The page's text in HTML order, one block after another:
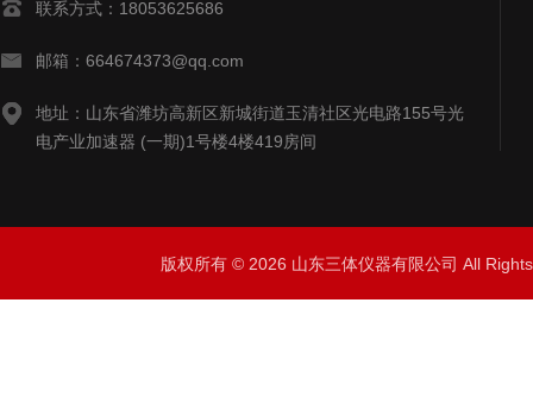
联系方式：18053625686
邮箱：664674373@qq.com
地址：山东省潍坊高新区新城街道玉清社区光电路155号光
电产业加速器 (一期)1号楼4楼419房间
版权所有 © 2026 山东三体仪器有限公司 All